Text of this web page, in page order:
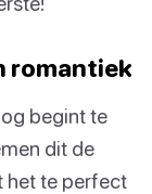
romantiek
begint te
dit de
het te perfect